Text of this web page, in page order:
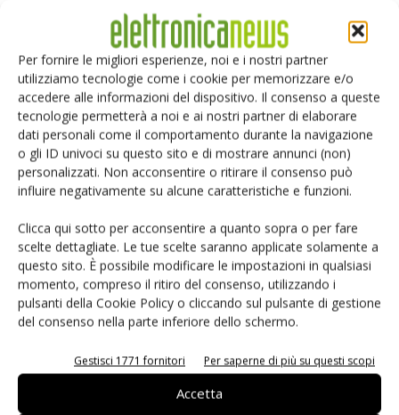
Per fornire le migliori esperienze, noi e i nostri partner
utilizziamo tecnologie come i cookie per memorizzare e/o
accedere alle informazioni del dispositivo. Il consenso a queste
tecnologie permetterà a noi e ai nostri partner di elaborare
dati personali come il comportamento durante la navigazione
o gli ID univoci su questo sito e di mostrare annunci (non)
personalizzati. Non acconsentire o ritirare il consenso può
influire negativamente su alcune caratteristiche e funzioni.
Clicca qui sotto per acconsentire a quanto sopra o per fare
scelte dettagliate. Le tue scelte saranno applicate solamente a
questo sito. È possibile modificare le impostazioni in qualsiasi
momento, compreso il ritiro del consenso, utilizzando i
pulsanti della Cookie Policy o cliccando sul pulsante di gestione
del consenso nella parte inferiore dello schermo.
Gestisci 1771 fornitori Per saperne di più su questi scopi
Accetta
impatti sulle procedure di sicurezze da seguire per
maneggiare tali apparecchiature a Terra durante le fasi di
test e integrazione del satellite oltre alle implicazioni
politiche e civili derivanti dall'uso di tecnologie nucleari.
I sistemi di potenza secondari:
batterie e ultra-condensatori
Come anticipato in precedenza, i satelliti utilizzano un
sistema secondario di erogazione della potenza, basato
cui il sistema primario non è disponibile oppure la potenza
erogata non è sufficiente. Successivamente, parte
dell'energia del sistema primario dovrà ovviamente essere
spesa per ricaricare le batterie.
Uno dei casi di utilizzo più comuni riguarda i satelliti con
pannelli solari che non sono in grado di operare in
condizioni di eclissi o di ombra. Nei satelliti geo-stazionari,
ad esempio, i periodi di eclissi si verificano durante l'anno in